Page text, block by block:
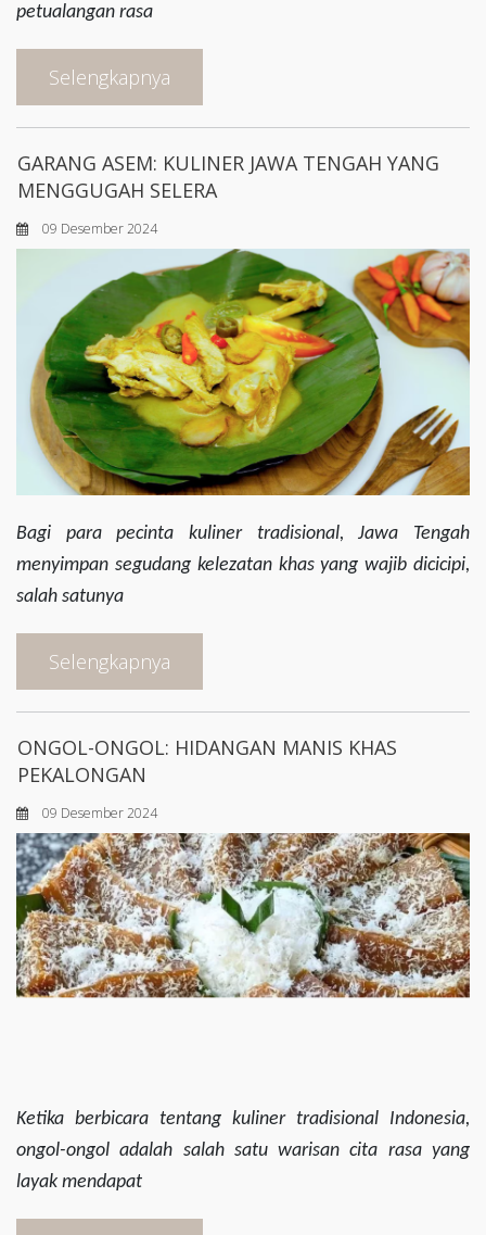
petualangan rasa
Selengkapnya
GARANG ASEM: KULINER JAWA TENGAH YANG
MENGGUGAH SELERA
09 Desember 2024
Bagi para pecinta kuliner tradisional, Jawa Tengah
menyimpan segudang kelezatan khas yang wajib dicicipi,
salah satunya
Selengkapnya
ONGOL-ONGOL: HIDANGAN MANIS KHAS
PEKALONGAN
09 Desember 2024
Ketika berbicara tentang kuliner tradisional Indonesia,
ongol-ongol adalah salah satu warisan cita rasa yang
layak mendapat